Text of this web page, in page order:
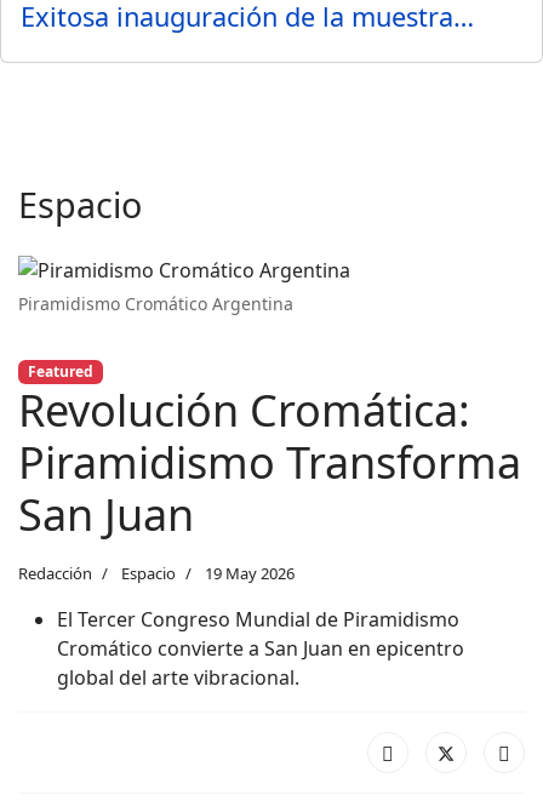
Exitosa inauguración de la muestra…
Espacio
Piramidismo Cromático Argentina
Featured
Revolución Cromática:
Piramidismo Transforma
San Juan
Redacción Espacio 19 May 2026
El Tercer Congreso Mundial de Piramidismo
Cromático convierte a San Juan en epicentro
global del arte vibracional.